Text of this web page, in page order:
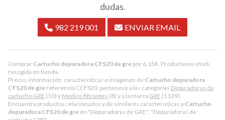
Comprar Cartucho depuradora CFS20 de gre por 6,15€ . Producto en stock,
recogida en tienda.
Precio, información, características e imágenes de Cartucho depuradora
CFS20 de gre referencia CCFS20, pertenece a las categorías Depuradoras de
cartucho GRE (10) y Medios filtrantes (8) y a la marca GRE (1129).
Encuentra productos relacionados y de similares características a Cartucho
depuradora CFS20 de gre en "Depuradoras de GRE", "Depuradoras de
dudas.
982 219 001 ENVIAR EMAIL